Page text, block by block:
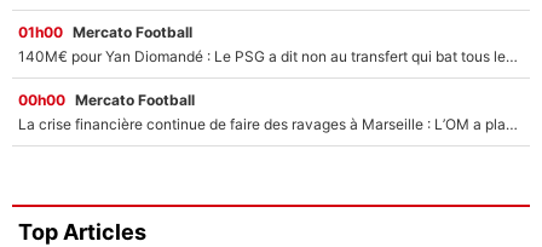
01h00 Mercato Football
140M€ pour Yan Diomandé : Le PSG a dit non au transfert qui bat tous les records sur le mercato
00h00 Mercato Football
La crise financière continue de faire des ravages à Marseille : L’OM a placé 12 joueurs sur le marché des transferts… et ça pourrait lui rapporter près de 100M€ !
Top Articles